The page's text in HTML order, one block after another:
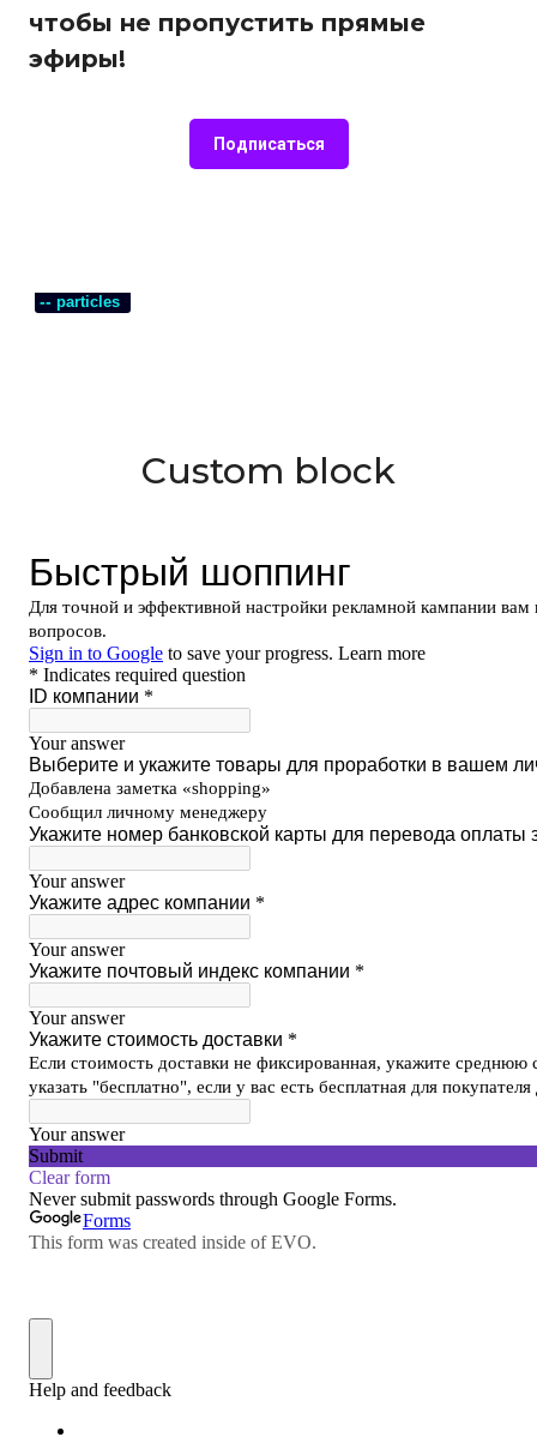
чтобы не пропустить прямые
эфиры!
Подписаться
-- particles
Custom block